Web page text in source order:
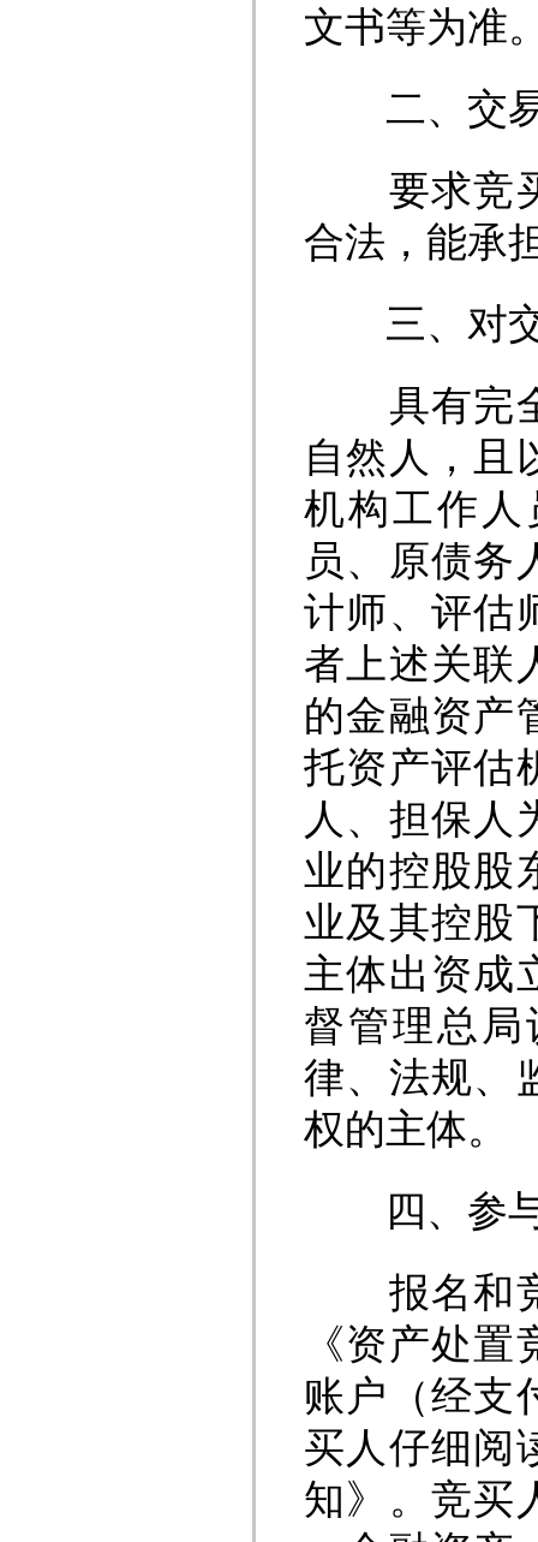
文书等为准
二、交
要求竞买
合法，能承
三、对交
具有完全
自然人，且
机构工作
员、原债务
计师、评估
者上述关联
的金融资产
托资产评估
人、担保人
业的控股股
业及其控股
主体出资成
督管理总
律、法规、
权的主体。
四、参与
报名和竞
《资产处
账户（经支
买人仔细阅
知》。竞